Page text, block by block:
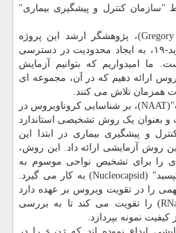
"سازمان کنترل و پیشگیری بیماری"
دکتر "گریگوری بری"(Gregory Berry)، پژوهشگر ارشد این پروژه
اظهار داشت: همه گیری کووید-۱۹، به ایجاد محدودیت در دسترسی
ما امیدواریم که بتوانیم آزمایش
ارائه دهیم که در آن، مجموعه ای
همزمان تلاش می کنند.
"آزمایش تقویت اسید نوکلئیک"(NAAT)، بر شناسایی کروناویروس در
و بعنوان یک روش تشخیصی استاندارد
و پیشگیری بیماری در ابتدا این
روش آزمایشی ارائه داد. این روش،
را برای تشخیص نواحی موسوم به
"N1" و "N2" در ژن "ﻧﻮﮐﻠﺌﻮﮐﭙﺴﯿﺪ" (Nucleocapsid) به کار می گیرد.
را در تقویت ویروس بر عهده دارد
و همچنین، "ریبونوکلئاز "(RNase) را تقویت می کند تا به بررسی
نمونه بپردازد.
دکتر بری و همکارانش، آزمایشی ابداع نموده اند که ژن s را در